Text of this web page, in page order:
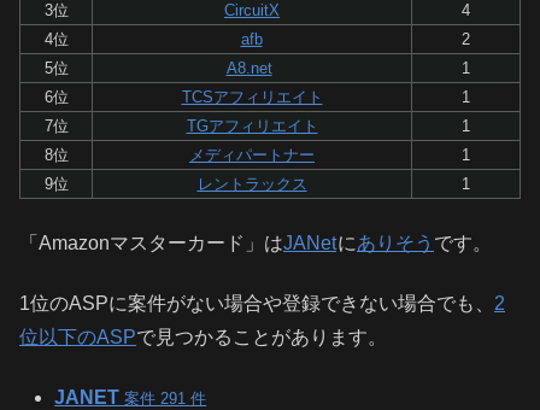
3位
CircuitX
4
4位
afb
2
5位
A8.net
1
6位
TCSアフィリエイト
1
7位
TGアフィリエイト
1
8位
メディパートナー
1
9位
レントラックス 1
「Amazonマスターカード」はJANetにありそう です。
1位のASPに案件がない場合や登録できない場合でも、 2
位以下のASPで見つかることがあります。
JANET 案件 291 件